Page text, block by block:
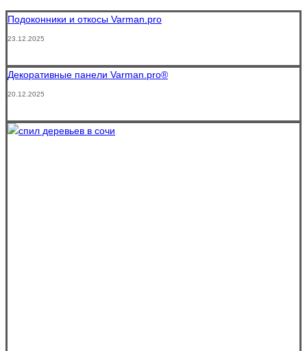
Подоконники и откосы Varman.pro
23.12.2025
Декоративные панели Varman.pro®
20.12.2025